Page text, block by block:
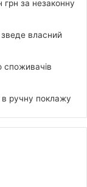
за незаконну
власний
споживачів
в ручну поклажу